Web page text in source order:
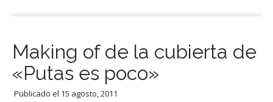
Making of de la cubierta de
«Putas es poco»
Publicado el 15 agosto, 2011